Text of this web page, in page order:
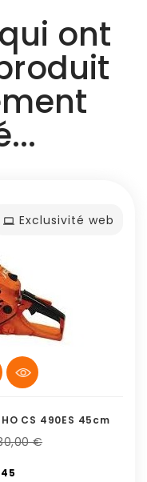
ont
Exclusivité web
CS 490ES 45cm
€